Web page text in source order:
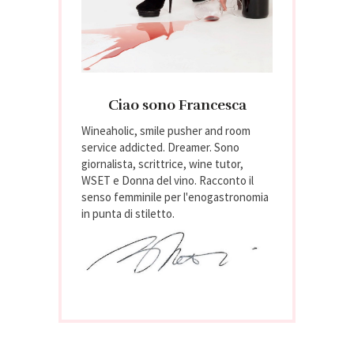
Ciao sono Francesca
Wineaholic, smile pusher and room
service addicted. Dreamer. Sono
giornalista, scrittrice, wine tutor,
WSET e Donna del vino. Racconto il
senso femminile per l'enogastronomia
in punta di stiletto.